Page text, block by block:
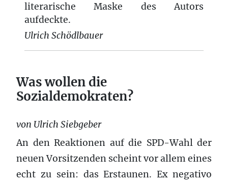
literarische Maske des Autors
aufdeckte.
Ulrich Schödlbauer
Was wollen die
Sozialdemokraten?
von Ulrich Siebgeber
An den Reaktionen auf die SPD-Wahl der
neuen Vorsitzenden scheint vor allem eines
echt zu sein: das Erstaunen. Ex negativo